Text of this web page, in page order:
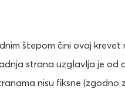
štepom čini ovaj
strana uzglavlja je od
nisu fiksne (zgodno